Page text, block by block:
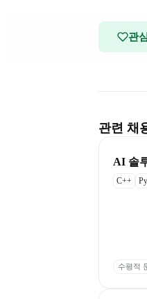
관심
관련 채
AI 솔
C++
수평적